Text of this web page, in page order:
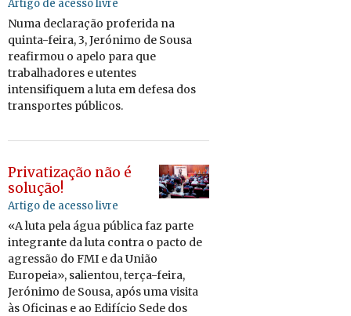
Artigo de acesso livre
Numa de­cla­ração pro­fe­rida na
quinta-feira, 3, Je­ró­nimo de Sousa
re­a­firmou o apelo para que
tra­ba­lha­dores e utentes
in­ten­si­fi­quem a luta em de­fesa dos
trans­portes pú­blicos.
Privatização não é
solução!
Artigo de acesso livre
«A luta pela água pú­blica faz parte
in­te­grante da luta contra o pacto de
agressão do FMI e da União
Eu­ro­peia», sa­li­entou, terça-feira,
Je­ró­nimo de Sousa, após uma vi­sita
às Ofi­cinas e ao Edi­fício Sede dos